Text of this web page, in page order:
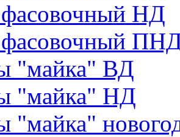
НД
фасовочный
"майка" ВД
"майка" НД
"майка"